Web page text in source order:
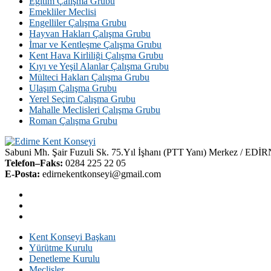
Emekliler Meclisi
Engelliler Çalışma Grubu
Hayvan Hakları Çalışma Grubu
İmar ve Kentleşme Çalışma Grubu
Kent Hava Kirliliği Çalışma Grubu
Kıyı ve Yeşil Alanlar Çalışma Grubu
Mülteci Hakları Çalışma Grubu
Ulaşım Çalışma Grubu
Yerel Seçim Çalışma Grubu
Mahalle Meclisleri Çalışma Grubu
Roman Çalışma Grubu
Sabuni Mh. Şair Fuzuli Sk. 75.Yıl İşhanı (PTT Yanı) Merkez /
Telefon–Faks: 0284 225 22 05
E-Posta: edirnekentkonseyi@gmail.com
Kent Konseyi Başkanı
Yürütme Kurulu
Denetleme Kurulu